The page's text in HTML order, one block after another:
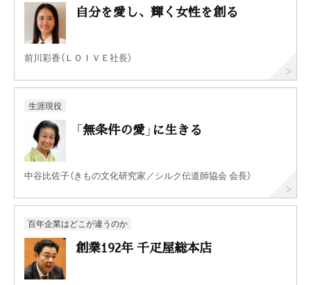
自分を愛し、輝く女性を創る
前川彩香（ＬＯＩＶＥ社長）
生涯現役
「無条件の愛」に生きる
中谷比佐子（きもの文化研究家／シルク伝道師協会 会長）
百年企業はどこが違うのか
創業192年 千疋屋総本店